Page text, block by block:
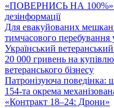
Каховки:
зустрічі
в
трьох
містах
України
«ПОВЕРНИСЬ НА 100%»:
дезінформації
Для евакуйованих
тимчасового
Український
20 000 гривень на
ветеранського бізнесу
Патронізуюча поведінка:
154-та окрема
«Контракт 18–24: Дрони»